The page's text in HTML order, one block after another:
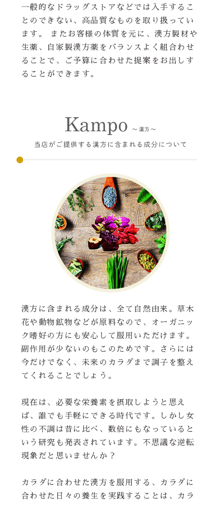
一般的なドラッグストアなどでは入手するこ
とのできない、高品質なものを取り扱ってい
ます。 またお客様の体質を元に、漢方製材や
生薬、自家製漢方薬をバランスよく組合わせ
ることで、ご予算に合わせた提案をお出しす
ることができます。
漢方に含まれる成分は、全て自然由来。草木
花や動物鉱物などが原料なので、オーガニッ
ク嗜好の方にも安心して服用いただけます。
副作用が少ないのもこのためです。さらには
今だけでなく、未来のカラダまで調子を整え
てくれることでしょう。
現在は、必要な栄養素を摂取しようと思え
ば、誰でも手軽にできる時代です。しかし女
性の不調は昔に比べ、数倍にもなっていると
いう研究も発表されています。不思議な逆転
現象だと思いませんか？
カラダに合わせた漢方を服用する、カラダに
合わせた日々の養生を実践することは、カラ